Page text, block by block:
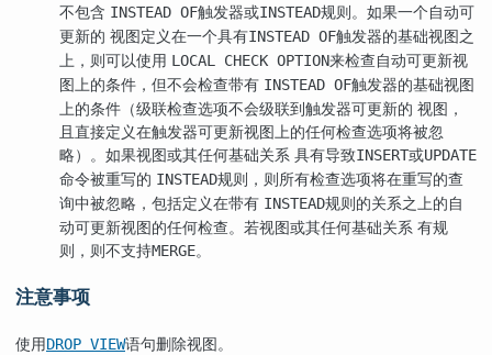
不包含 INSTEAD OF触发器或INSTEAD规则。如果一个自动可
更新的 视图定义在一个具有INSTEAD OF触发器的基础视图之
上，则可以使用 LOCAL CHECK OPTION来检查自动可更新视
图上的条件，但不会检查带有 INSTEAD OF触发器的基础视图
上的条件（级联检查选项不会级联到触发器可更新的 视图，
且直接定义在触发器可更新视图上的任何检查选项将被忽
略）。如果视图或其任何基础关系 具有导致INSERT或UPDATE
命令被重写的 INSTEAD规则，则所有检查选项将在重写的查
询中被忽略，包括定义在带有 INSTEAD规则的关系之上的自
动可更新视图的任何检查。若视图或其任何基础关系 有规
则，则不支持MERGE。
注意事项
使用DROP VIEW语句删除视图。